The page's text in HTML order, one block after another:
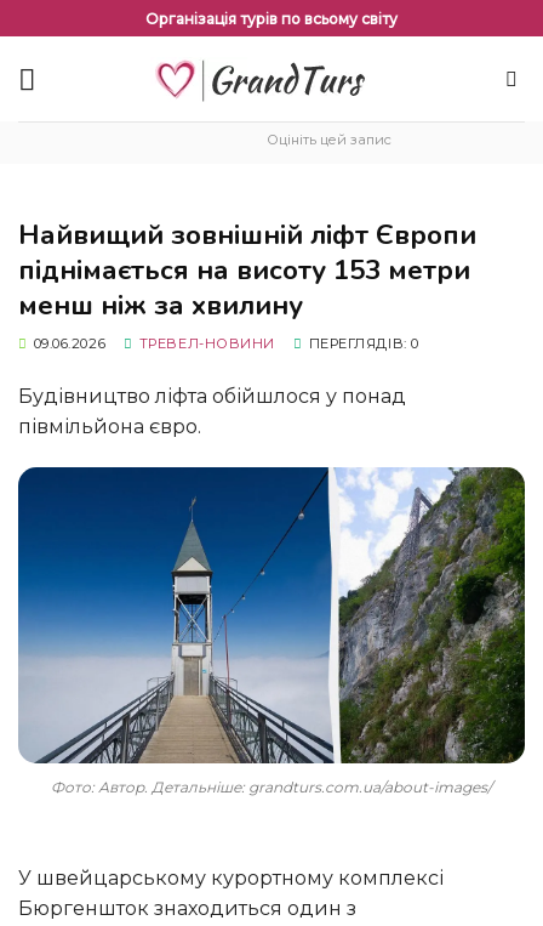
змісту
Організація турів по всьому світу
Оцініть цей запис
Найвищий зовнішній ліфт Європи
піднімається на висоту 153 метри
менш ніж за хвилину
09.06.2026 ТРЕВЕЛ-НОВИНИ ПЕРЕГЛЯДІВ: 0
Будівництво ліфта обійшлося у понад
півмільйона євро.
Фото: Автор. Детальніше: grandturs.com.ua/about-images/
У швейцарському курортному комплексі
Бюргеншток знаходиться один з